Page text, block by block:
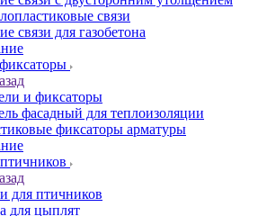
связи
связи для газобетона
и фиксаторы
фасадный для теплоизоляции
фиксаторы арматуры
для птичников
для цыплят